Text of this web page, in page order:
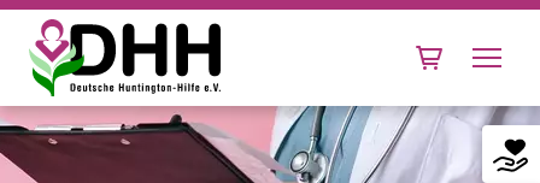
Cookie-Einstellungen
Diese Webseite setzt verschiedene Cookies und
Tracking-Tools ein. Dies beinhaltet Cookies und
Tracking-Tools, die für den Betrieb der Webseite
technisch notwendig sind, die zu statistischen